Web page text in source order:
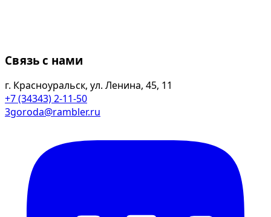
Связь с нами
г. Красноуральск, ул. Ленина, 45, 11
+7 (34343) 2-11-50
3goroda@rambler.ru